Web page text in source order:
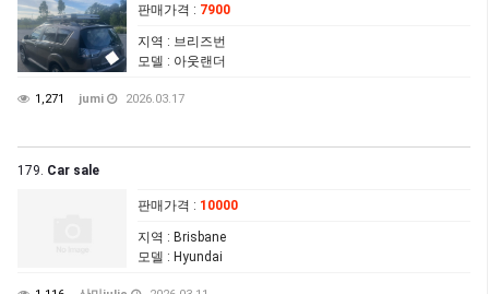
판매가격 : 7900
지역 : 브리즈번
모델 : 아웃랜더
1,271 jumi 2026.03.17
179. Car sale
판매가격 : 10000
지역 : Brisbane
모델 : Hyundai